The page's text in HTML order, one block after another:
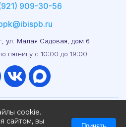
909-30-56
ул. Малая Садовая, дом 6
пятницу с 10:00 до 19:00
cookie.
сайтом, вы
Принять